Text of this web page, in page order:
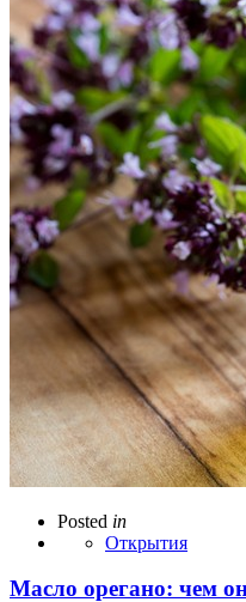
Posted in
Открытия
Масло орегано: чем